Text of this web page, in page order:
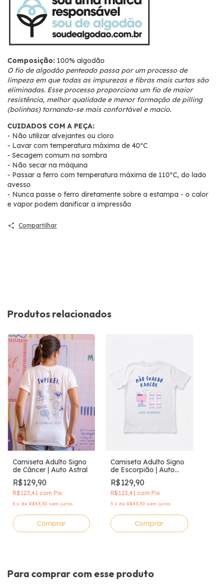
Composição: 100% algodão
O fio de algodão penteado passa por um processo de
limpeza em que todas as impurezas e fibras mais curtas são
eliminadas. Esse processo proporciona um fio de maior
resistência, melhor qualidade e menor formação de pilling
(bolinhas) tornando-se mais confortável e macio.
CUIDADOS COM A PEÇA:
- Não utilizar alvejantes ou cloro
- Lavar com temperatura máxima de 40ºC
- Secagem comum na sombra
- Não secar na máquina
- Passar a ferro com temperatura máxima de 110ºC, do lado
avesso
- Nunca passe o ferro diretamente sobre a estampa - o calor
e vapor podem danificar a impressão
Compartilhar
Produtos relacionados
Camiseta Adulto Signo
de Câncer | Auto Astral
R$129,90
R$123,41 com Pix
3 x de R$43,30 sem juros
Comprar
Camiseta Adulto Signo
de Escorpião | Auto
Astral
R$129,90
R$123,41com Pix
3 x de R$43,30 sem juros
Comprar
Para comprar com esse produto